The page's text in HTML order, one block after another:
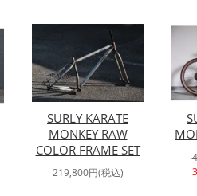
SURLY KARATE
MONKEY RAW
COLOR FRAME SET
219,800円(税込)